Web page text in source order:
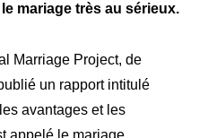
mariage très au sérieux.
Marriage Project, de
un rapport intitulé
avantages et les